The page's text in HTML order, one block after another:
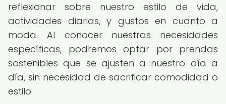
reflexionar sobre nuestro estilo de vida,
actividades diarias, y gustos en cuanto a
moda. Al conocer nuestras necesidades
específicas, podremos optar por prendas
sostenibles que se ajusten a nuestro día a
día, sin necesidad de sacrificar comodidad o
estilo.